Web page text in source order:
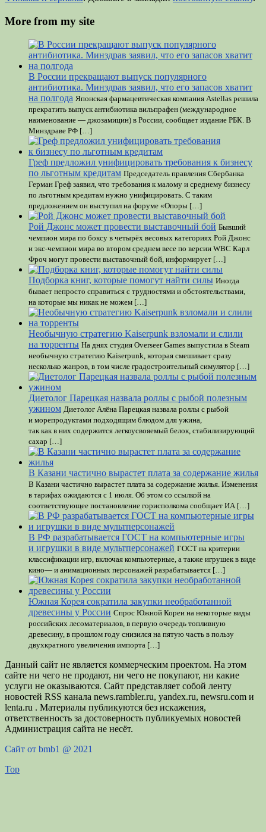
More from my site
В России прекращают выпуск популярного
антибиотика. Минздрав заявил, что его запасов хватит
на полгода Японская фармацевтическая компания Astellas решила
прекратить выпуск антибиотика вильпрафен (международное
наименование — джозамицин) в России, сообщает издание РБК. В
Минздраве РФ […]
Греф предложил унифицировать требования к бизнесу
по льготным кредитам Председатель правления Сбербанка
Герман Греф заявил, что требования к малому и среднему бизнесу
по льготным кредитам нужно унифицировать. С таким
предложением он выступил на форуме «Опоры […]
Рой Джонс может провести выставочный бой Бывший
чемпион мира по боксу в четырёх весовых категориях Рой Джонс
и экс-чемпион мира во втором среднем весе по версии WBC Карл
Фроч могут провести выставочный бой, информирует […]
Подборка книг, которые помогут найти силы Иногда
бывает непросто справиться с трудностями и обстоятельствами,
на которые мы никак не можем […]
Необычную стратегию Kaiserpunk взломали и слили
на торренты На днях студия Overseer Games выпустила в Steam
необычную стратегию Kaiserpunk, которая смешивает сразу
несколько жанров, в том числе градостроительный симулятор […]
Диетолог Парецкая назвала роллы с рыбой полезным
ужином Диетолог Алёна Парецкая назвала роллы с рыбой
и морепродуктами подходящим блюдом для ужина,
так как в них содержится легкоусвояемый белок, стабилизирующий
сахар […]
В Казани частично вырастет плата за содержание жилья
В Казани частично вырастет плата за содержание жилья. Изменения
в тарифах ожидаются с 1 июля. Об этом со ссылкой на
соответствующее постановление горисполкома сообщает ИА […]
В РФ разрабатывается ГОСТ на компьютерные игры
и игрушки в виде мультперсонажей ГОСТ на критерии
классификации игр, включая компьютерные, а также игрушек в виде
кино— и анимационных персонажей разрабатывается […]
Южная Корея сократила закупки необработанной
древесины у России Спрос Южной Кореи на некоторые виды
российских лесоматериалов, в первую очередь топливную
древесину, в прошлом году снизился на пятую часть в пользу
двухкратного увеличения импорта […]
Данный сайт не является коммерческим проектом. На этом
сайте ни чего не продают, ни чего не покупают, ни какие
услуги не оказываются. Сайт представляет собой ленту
новостей RSS канала news.rambler.ru, yandex.ru, newsru.com и
lenta.ru . Материалы публикуются без искажения,
ответственность за достоверность публикуемых новостей
Администрация сайта не несёт.
Сайт от bmb1 @ 2021
Top